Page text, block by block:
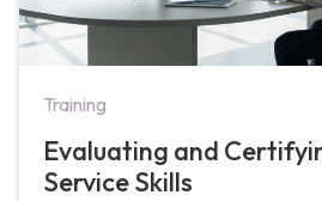
Training
Evaluating and
Service Skills